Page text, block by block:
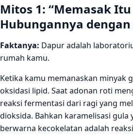
Mitos 1: “Memasak
Hubungannya dengan
Faktanya: Dapur adalah
rumah kamu.
Ketika kamu memanaskan minyak
oksidasi lipid. Saat adonan roti
reaksi fermentasi dari ragi yang
dioksida. Bahkan karamelisasi gula
berwarna kecokelatan adalah